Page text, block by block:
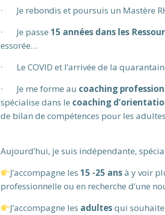
· Je rebondis et poursuis un Mastère
· Je passe 15 années dans les
essorée…
· Le COVID et l’arrivée de la
· Je me forme au coaching
spécialise dans le coaching
de bilan de compétences pour les
Aujourd’hui, je suis indépendante,
J’accompagne les 15 -25 ansà y voir
professionnelle ou en recherche d’une
J’accompagne les adultesqui